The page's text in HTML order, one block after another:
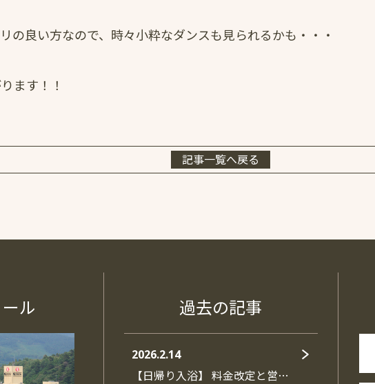
の良い方なので、時々小粋なダンスも見られるかも・・・
ます！！
記事一覧へ戻る
ル 過去の記事
2026.2.14
【日帰り入浴】 料金改定と営…